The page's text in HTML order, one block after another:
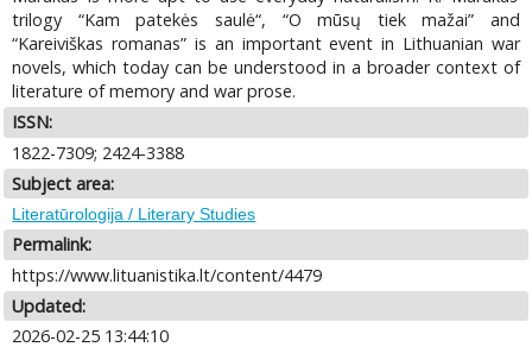
trilogy “Kam patekės saulė“, “O mūsų tiek mažai” and
“Kareiviškas romanas” is an important event in Lithuanian war
novels, which today can be understood in a broader context of
literature of memory and war prose.
ISSN:
1822-7309; 2424-3388
Subject area:
Literatūrologija / Literary Studies
Permalink:
https://www.lituanistika.lt/content/4479
Updated:
2026-02-25 13:44:10